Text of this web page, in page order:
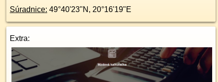
Súradnice: 49°40'23"N , 20°16'19"E
Extra: